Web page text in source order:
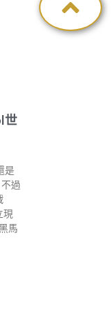
世
是
過
現
馬